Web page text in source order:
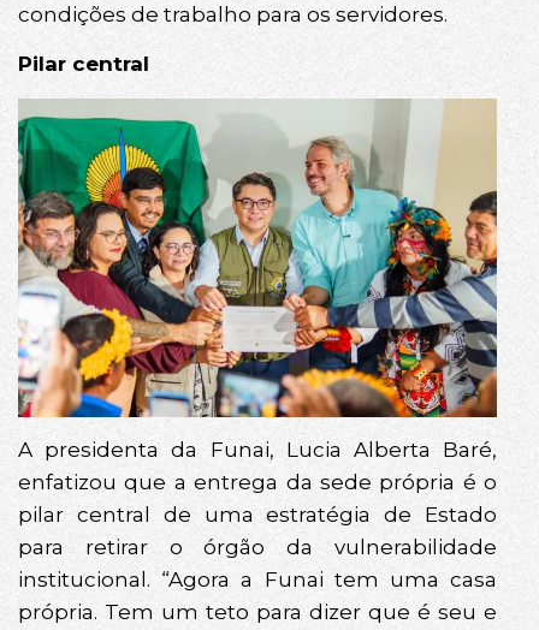
condições de trabalho para os servidores.
Pilar central
A presidenta da Funai, Lucia Alberta Baré,
enfatizou que a entrega da sede própria é o
pilar central de uma estratégia de Estado
para retirar o órgão da vulnerabilidade
institucional. “Agora a Funai tem uma casa
própria. Tem um teto para dizer que é seu e